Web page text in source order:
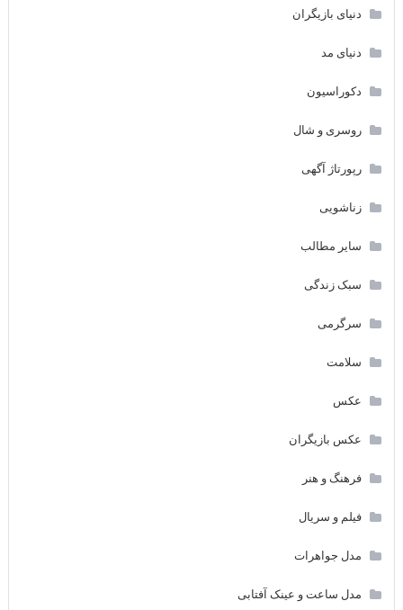
دنیای بازیگران
دنیای مد
دکوراسیون
روسری و شال
رپورتاژ آگهی
زناشویی
سایر مطالب
سبک زندگی
سرگرمی
سلامت
عکس
عکس بازیگران
فرهنگ و هنر
فیلم و سریال
مدل جواهرات
مدل ساعت و عینک آفتابی